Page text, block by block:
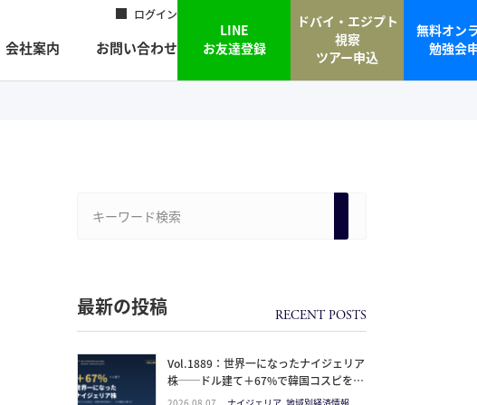
ログイン
会社案内 お問い合わせ
LINE
お友達登録
ドバイ・エジプト
視察
ツアー申込
無料オン
勉強会
最新の投稿
Vol.1889：世界一になったナイジェリア
株──ドル建て＋67%で韓国コスピを抜
いた理由と、日本人の乗り方